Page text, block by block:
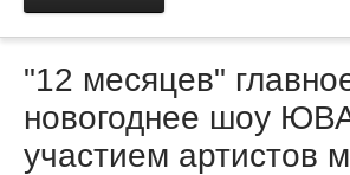
"12 месяцев"
новогоднее шоу
участием артистов